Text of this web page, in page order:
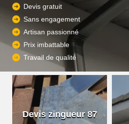
Devis gratuit
Sans engagement
Artisan passionné
Prix imbattable
Travail de qualité
Devis zingueur 87